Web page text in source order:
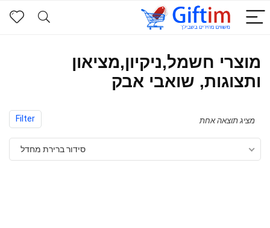
מוצרי חשמל,ניקיון,מציאון
ותצוגות, שואבי אבק
Filter מציג תוצאה אחת
סידור ברירת מחדל